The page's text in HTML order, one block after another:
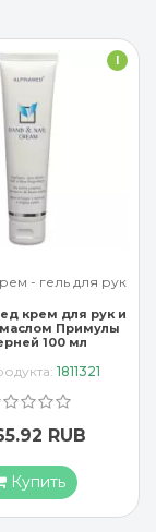
- гель для рук
крем для рук и
маслом Примулы
100 мл
1811321
RUB
Купить